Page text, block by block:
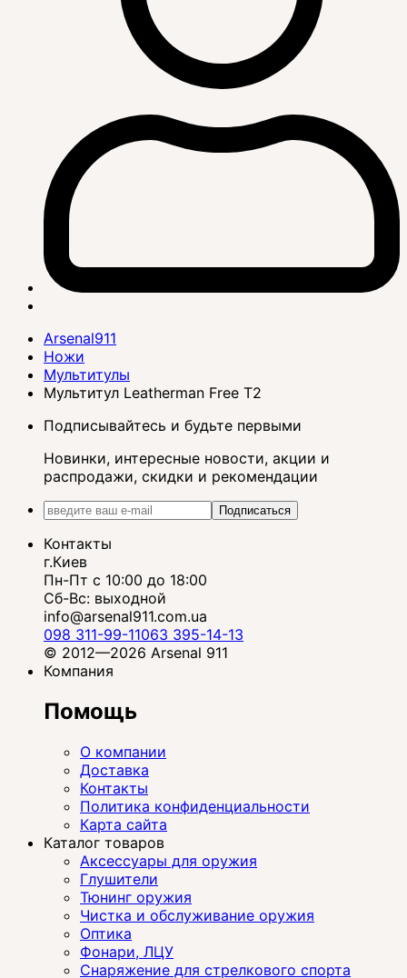
Arsenal911
Ножи
Мультитулы
Мультитул Leatherman Free T2
Подписывайтесь и будьте первыми
Новинки, интересные новости, акции и
распродажи, скидки и рекомендации
Подписаться
Контакты
г.Киев
Пн-Пт с 10:00 до 18:00
Сб-Вс: выходной
info@arsenal911.com.ua
098 311-99-11063 395-14-13
© 2012—2026 Arsenal 911
Компания
Помощь
О компании
Доставка
Контакты
Политика конфиденциальности
Карта сайта
Каталог товаров
Аксессуары для оружия
Глушители
Тюнинг оружия
Чистка и обслуживание оружия
Оптика
Фонари, ЛЦУ
Снаряжение для стрелкового спорта